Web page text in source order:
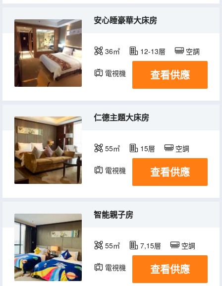
安心睡豪華大床房
36㎡ 12-13層 空調
電視機 冰箱
查看供應
仁德主題大床房
55㎡ 15層 空調
電視機 冰箱
查看供應
智能親子房
55㎡ 7,15層 空調
電視機 冰箱
查看供應